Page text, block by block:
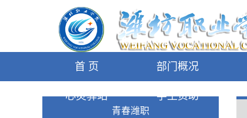
首 页 部门概况
心灵驿站 学生资助
青春潍职